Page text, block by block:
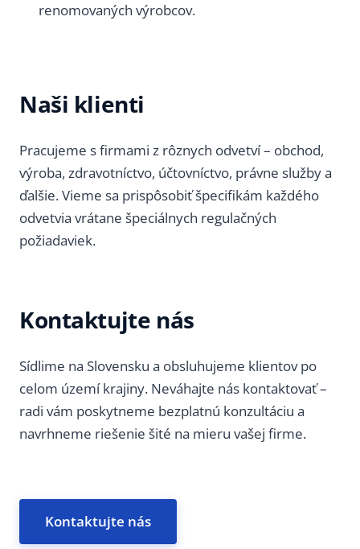
renomovaných výrobcov.
Naši klienti
Pracujeme s firmami z rôznych odvetví – obchod,
výroba, zdravotníctvo, účtovníctvo, právne služby a
ďalšie. Vieme sa prispôsobiť špecifikám každého
odvetvia vrátane špeciálnych regulačných
požiadaviek.
Kontaktujte nás
Sídlime na Slovensku a obsluhujeme klientov po
celom území krajiny. Neváhajte nás kontaktovať –
radi vám poskytneme bezplatnú konzultáciu a
navrhneme riešenie šité na mieru vašej firme.
Kontaktujte nás